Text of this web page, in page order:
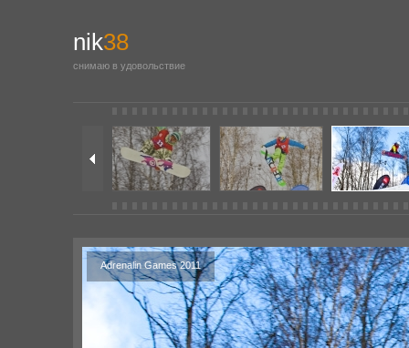
nik38
снимаю в удовольствие
Adrenalin Games 2011